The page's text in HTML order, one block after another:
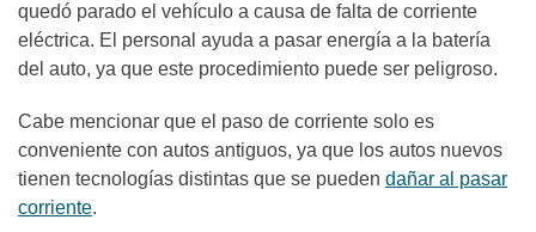
quedó parado el vehículo a causa de falta de corriente
eléctrica. El personal ayuda a pasar energía a la batería
del auto, ya que este procedimiento puede ser peligroso.
Cabe mencionar que el paso de corriente solo es
conveniente con autos antiguos, ya que los autos nuevos
tienen tecnologías distintas que se pueden dañar al pasar
corriente.